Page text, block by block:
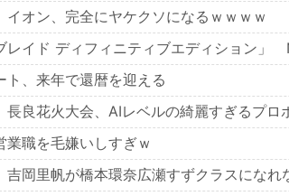
イオン、完全にヤケクソになるｗｗｗｗ
レイド ディフィニティブエディショ
ト、来年で還暦を迎える
長良花火大会、AIレベルの綺麗すぎるプ
業職を毛嫌いしすぎｗ
吉岡里帆が橋本環奈広瀬すずクラスになれ